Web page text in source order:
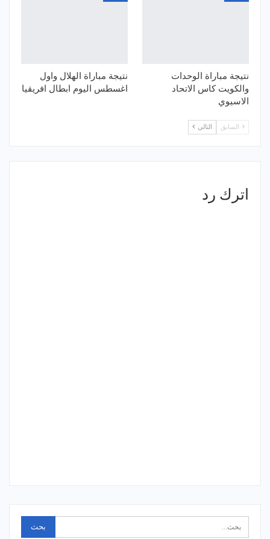
نتيجة مباراة الوحدات
والكويت كاس الاتحاد
الاسيوي
نتيجة مباراة الهلال واول
اغسطس اليوم ابطال افريقيا
السابق التالي
اترك رد